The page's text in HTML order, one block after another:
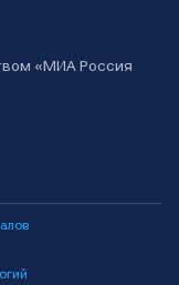
«МИА Россия